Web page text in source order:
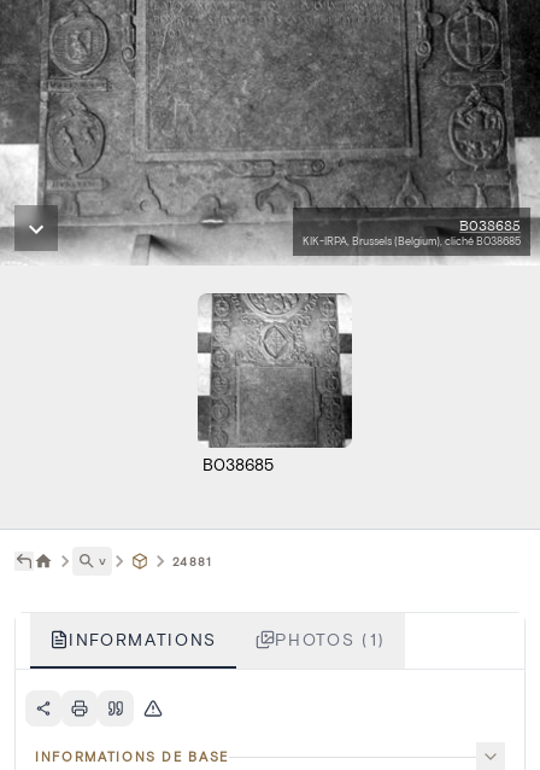
B038685
KIK-IRPA, Brussels (Belgium), cliché B038685
B038685
˅ 24881
INFORMATIONS PHOTOS (1)
INFORMATIONS DE BASE